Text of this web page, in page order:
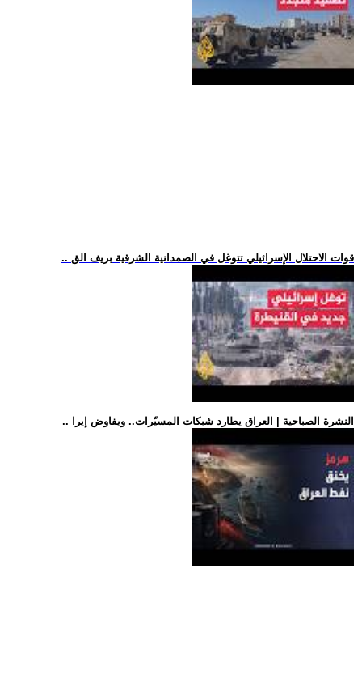
.. قوات الاحتلال الإسرائيلي تتوغل في الصمدانية الشرقية بريف الق
.. النشرة الصباحية | العراق يطارد شبكات المسيّرات.. ويفاوض إيرا